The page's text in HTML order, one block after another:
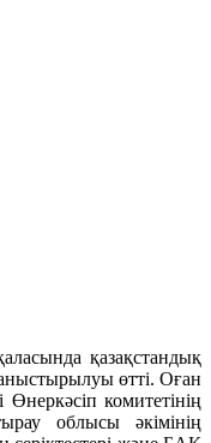
қазақстандық
өтті. Оған
комитетінің
облысы әкімінің